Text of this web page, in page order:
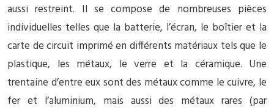
aussi restreint. Il se compose de nombreuses pièces
individuelles telles que la batterie, l’écran, le boîtier et la
carte de circuit imprimé en différents matériaux tels que le
plastique, les métaux, le verre et la céramique. Une
trentaine d’entre eux sont des métaux comme le cuivre, le
fer et l’aluminium, mais aussi des métaux rares (par